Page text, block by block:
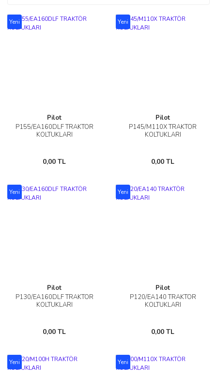
Yeni
Pilot
P155/EA160DLF TRAKTÖR
KOLTUKLARI
0,00 TL
Yeni
Pilot
P145/M110X TRAKTÖR
KOLTUKLARI
0,00 TL
Yeni
Pilot
P130/EA160DLF TRAKTÖR
KOLTUKLARI
0,00 TL
Yeni
Pilot
P120/EA140 TRAKTÖR
KOLTUKLARI
0,00 TL
Yeni Yeni